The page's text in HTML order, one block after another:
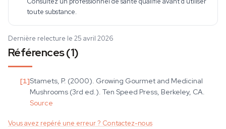
toute substance.
Dernière relecture le 25 avril 2026
Références (1)
[1]Stamets, P. (2000). Growing Gourmet and Medicinal
Mushrooms (3rd ed.). Ten Speed Press, Berkeley, CA.
Source
Vous avez repéré une erreur ? Contactez-nous